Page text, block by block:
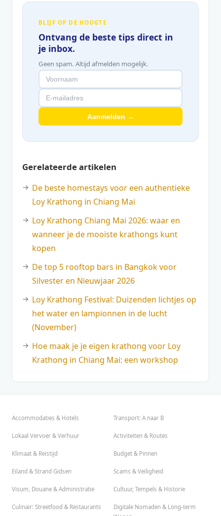
BLIJF OP DE HOOGTE
Ontvang de beste tips direct in
je inbox.
Geen spam. Altijd afmelden mogelijk.
Aanmelden →
Gerelateerde artikelen
De beste homestays voor een authentieke
Loy Krathong in Chiang Mai
Loy Krathong Chiang Mai 2026: waar en
wanneer je de mooiste krathongs kunt
kopen
De top 5 rooftop bars in Bangkok voor
Silvester en Nieuwjaar 2026
Loy Krathong Festival: Duizenden lichtjes op
het water en lampionnen in de lucht
(November)
Hoe maak je je eigen krathong voor Loy
Krathong in Chiang Mai: een workshop
Accommodaties & Hotels Transport: A naar B
Lokaal Vervoer & Verhuur Activiteiten & Routes
Klimaat & Reistijd Budget & Pinnen
Eiland & Strand Gidsen Scams & Veiligheid
Visum, Douane & Administratie Cultuur, Tempels & Historie
Culinair: Streetfood & Restaurants
Digitale Nomaden & Long-term